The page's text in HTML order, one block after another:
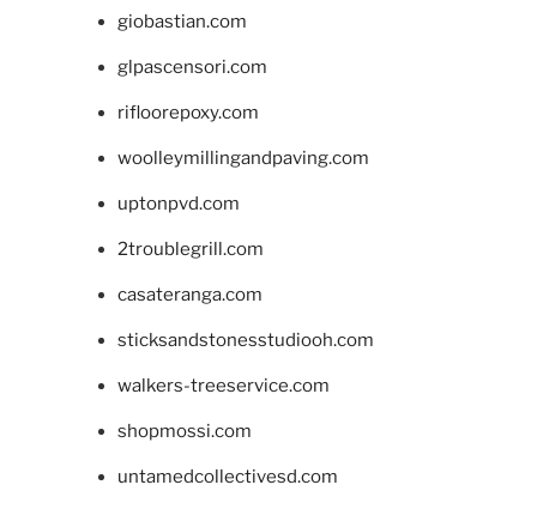
giobastian.com
glpascensori.com
rifloorepoxy.com
woolleymillingandpaving.com
uptonpvd.com
2troublegrill.com
casateranga.com
sticksandstonesstudiooh.com
walkers-treeservice.com
shopmossi.com
untamedcollectivesd.com